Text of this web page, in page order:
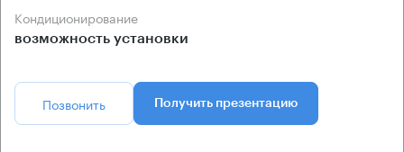
Кондиционирование
возможность установки
Позвонить Получить презентацию